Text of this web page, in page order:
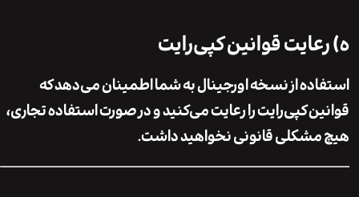
قوانین کپی‌رایت
از نسخه اورجینال به شما اطمینان می‌دهد که
کپی‌رایت را رعایت می‌کنید و در صورت استفاده تجاری،
قانونی نخواهید داشت.